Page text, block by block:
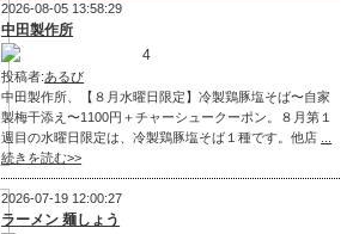
2026-08-05 13:58:29
中田製作所
4
投稿者:あるび
中田製作所、【８月水曜日限定】冷製鶏豚塩そば〜自家
製梅干添え〜1100円＋チャーシュークーポン。８月第１
週目の水曜日限定は、冷製鶏豚塩そば１種です。他店
続きを読む>>
2026-07-19 12:00:27
ラーメン 麺しょう